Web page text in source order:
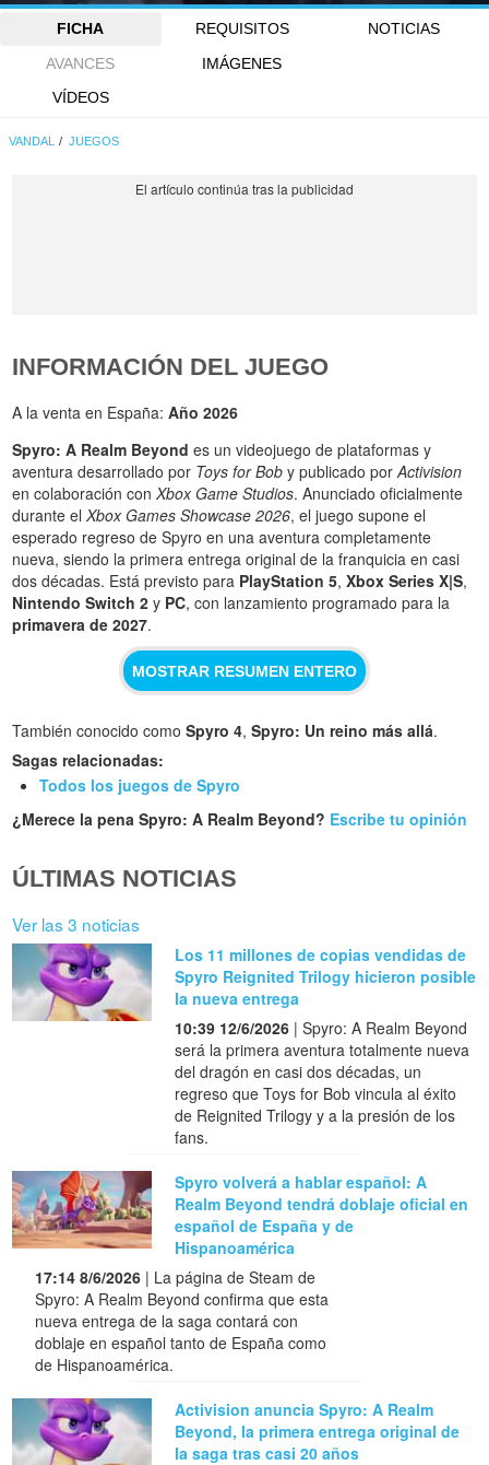
FICHA REQUISITOS
NOTICIAS
AVANCES
IMÁGENES
VÍDEOS
VANDAL JUEGOS
INFORMACIÓN DEL JUEGO
A la venta en España:Año 2026
Spyro: A Realm Beyond es un videojuego de plataformas y
aventura desarrollado por Toys for Bob y publicado porActivision
en colaboración conXbox Game Studios. Anunciado oficialmente
durante elXbox Games Showcase 2026, el juego supone el
esperado regreso de Spyro en una aventura completamente
nueva, siendo la primera entrega original de la franquicia en casi
dos décadas. Está previsto para PlayStation 5,Xbox Series X|S,
Nintendo Switch 2 y PC, con lanzamiento programado para la
primavera de 2027.
MOSTRAR RESUMEN ENTERO
También conocido comoSpyro 4,Spyro: Un reino más allá.
Sagas relacionadas:
Todos los juegos de Spyro
¿Merece la pena Spyro: A Realm Beyond? Escribe tu opinión
ÚLTIMAS NOTICIAS
Ver las 3 noticias
Los 11 millones de copias vendidas de
Spyro Reignited Trilogy hicieron posible
la nueva entrega
10:39 12/6/2026 | Spyro: A Realm Beyond
será la primera aventura totalmente nueva
del dragón en casi dos décadas, un
regreso que Toys for Bob vincula al éxito
de Reignited Trilogy y a la presión de los
fans.
Spyro volverá a hablar español: A
Realm Beyond tendrá doblaje oficial en
español de España y de
Hispanoamérica
17:14 8/6/2026 | La página de Steam de
Spyro: A Realm Beyond confirma que esta
nueva entrega de la saga contará con
doblaje en español tanto de España como
de Hispanoamérica.
Activision anuncia Spyro: A Realm
Beyond, la primera entrega original de
la saga tras casi 20 años